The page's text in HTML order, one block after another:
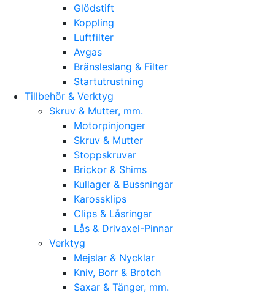
Glödstift
Koppling
Luftfilter
Avgas
Bränsleslang & Filter
Startutrustning
Tillbehör & Verktyg
Skruv & Mutter, mm.
Motorpinjonger
Skruv & Mutter
Stoppskruvar
Brickor & Shims
Kullager & Bussningar
Karossklips
Clips & Låsringar
Lås & Drivaxel-Pinnar
Verktyg
Mejslar & Nycklar
Kniv, Borr & Brotch
Saxar & Tänger, mm.